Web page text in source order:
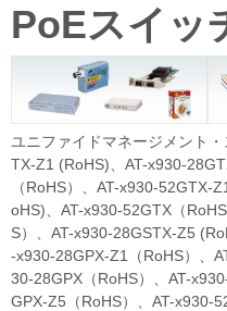
PoEスイッ
ユニファイドマネージメント
TX-Z1 (RoHS)、AT-x930-
（RoHS）、AT-x930-52GTX-
oHS)、AT-x930-52GTX（
S）、AT-x930-28GSTX-Z5
-x930-28GPX-Z1（RoHS）、
30-28GPX（RoHS）、AT-
GPX-Z5（RoHS）、AT-x930-